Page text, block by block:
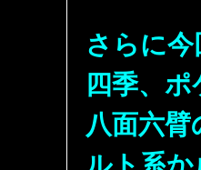
さらに
四季、
八面六